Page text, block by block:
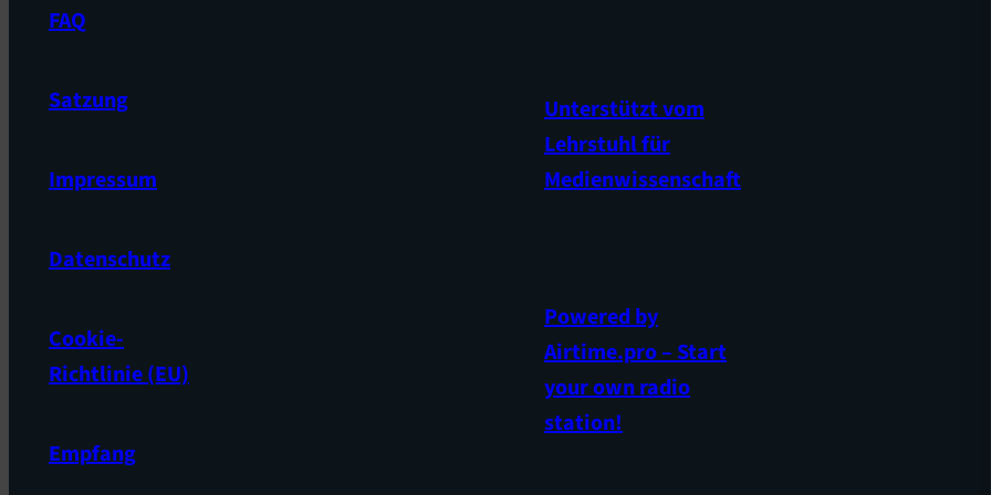
FAQ
Satzung
Impressum
Datenschutz
Cookie-
Richtlinie (EU)
Empfang
Unterstützt vom
Lehrstuhl für
Medienwissenschaft
Powered by
Airtime.pro – Start
your own radio
station!